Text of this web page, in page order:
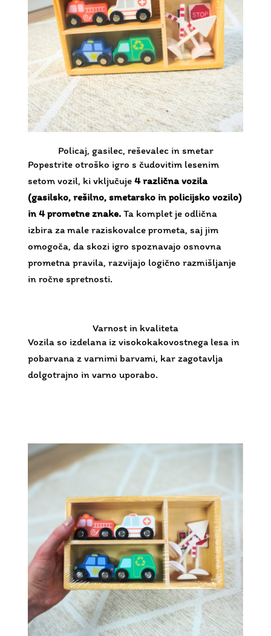
Policaj, gasilec, reševalec in smetar
Popestrite otroško igro s čudovitim lesenim
setom vozil, ki vključuje 4 različna vozila
(gasilsko, rešilno, smetarsko in policijsko vozilo)
in 4 prometne znake. Ta komplet je odlična
izbira za male raziskovalce prometa, saj jim
omogoča, da skozi igro spoznavajo osnovna
prometna pravila, razvijajo logično razmišljanje
in ročne spretnosti.
Varnost in kvaliteta
Vozila so izdelana iz visokokakovostnega lesa in
pobarvana z varnimi barvami, kar zagotavlja
dolgotrajno in varno uporabo.